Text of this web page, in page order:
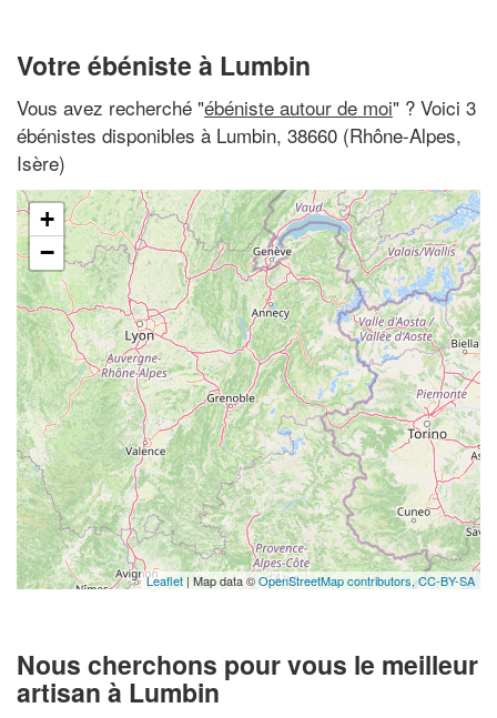
Votre ébéniste à Lumbin
Vous avez recherché "ébéniste autour de moi" ? Voici 3
ébénistes disponibles à Lumbin, 38660 (Rhône-Alpes,
Isère)
+
−
Leaflet | Map data ©OpenStreetMap contributors,CC-BY-SA
Nous cherchons pour vous le meilleur
artisan à Lumbin